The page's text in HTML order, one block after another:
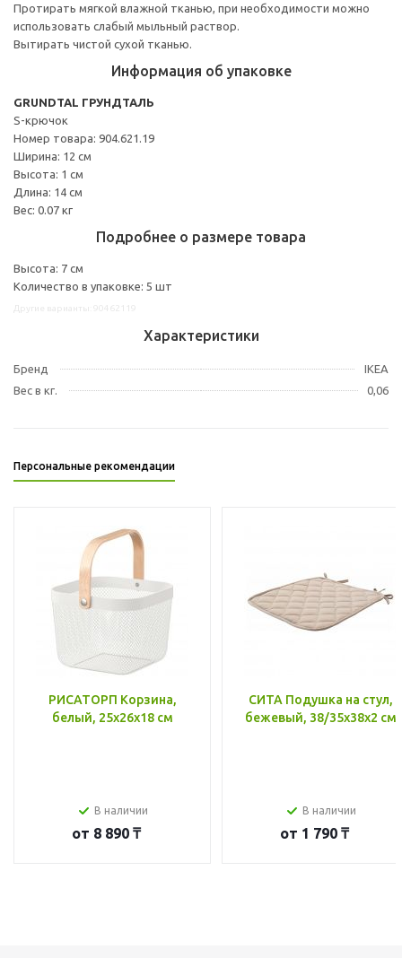
Протирать мягкой влажной тканью, при необходимости можно
использовать слабый мыльный раствор.
Вытирать чистой сухой тканью.
Информация об упаковке
GRUNDTAL ГРУНДТАЛЬ
S-крючок
Номер товара: 904.621.19
Ширина: 12 см
Высота: 1 см
Длина: 14 см
Вес: 0.07 кг
Подробнее о размере товара
Высота: 7 см
Количество в упаковке: 5 шт
Характеристики
Бренд
IKEA
Вес в кг.
0,06
Персональные рекомендации
РИСАТОРП Корзина,
белый, 25x26x18 см
В наличии
от 8 890 ₸
СИТА Подушка на стул,
бежевый, 38/35x38x2 см
В наличии
от 1 790 ₸